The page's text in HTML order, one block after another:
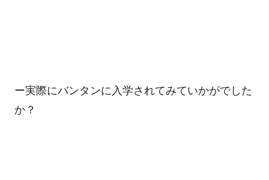
ー実際にバンタンに入学されてみていかがでした
か？